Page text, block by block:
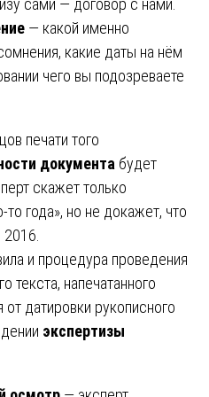
сами — договор с нами.
— какой именно
какие даты на нём
чего вы подозреваете
печати того
документа будет
скажет только
года», но не докажет, что
и процедура проведения
текста, напечатанного
датировки рукописного
экспертизы